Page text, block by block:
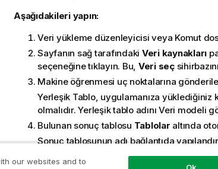
Aşağıdakileri yapın:
Veri yükleme düzenleyicisi veya Komut
Sayfanın sağ tarafındaki Veri kaynakları
seçeneğine tıklayın. Bu, Veri seç
Makine öğrenmesi uç noktalarına
Yerleşik Tablo, uygulamanıza
olmalıdır. Yerleşik tablo adını Veri modeli
Bulunan sonuç tablosu Tablolar altında
Sonuç tablosunun adı bağlantıda
Modelden döndürülen tüm alanları
our websites and to